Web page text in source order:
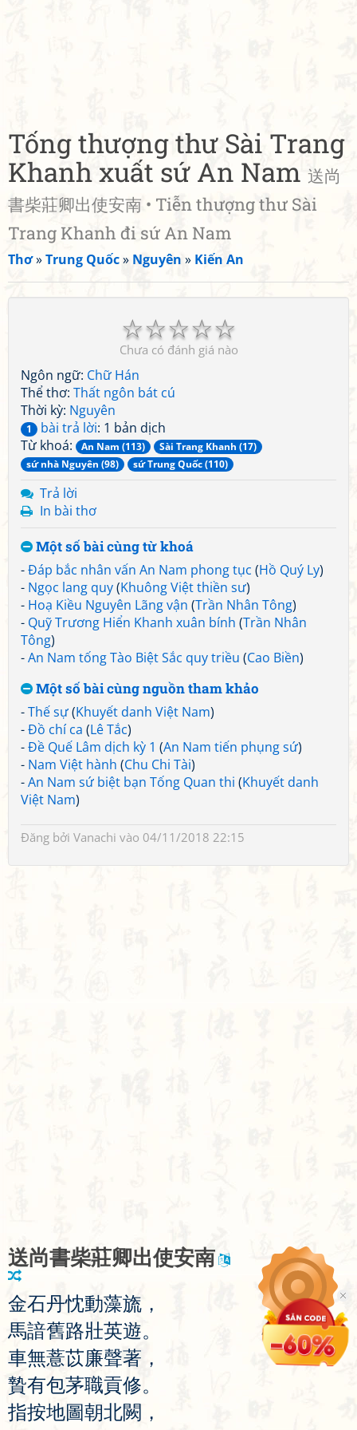
Tống thượng thư Sài Trang
Khanh xuất sứ An Nam 送尚
書柴莊卿出使安南 • Tiễn thượng thư Sài
Trang Khanh đi sứ An Nam
Thơ»Trung Quốc» Nguyên » Kiến An
☆
☆
☆
☆
☆
Chưa có đánh giá nào
Ngôn ngữ: Chữ Hán
Thể thơ: Thất ngôn bát cú
Thời kỳ: Nguyên
1 bài trả lời: 1 bản dịch
Từ khoá:
An Nam (113)
Sài Trang Khanh (17)
sứ nhà Nguyên (98)
sứ Trung Quốc (110)
Trả lời
In bài thơ
Một số bài cùng từ khoá
-Đáp bắc nhân vấn An Nam phong tục (Hồ Quý Ly)
- Ngọc lang quy(Khuông Việt thiền sư)
- Hoạ Kiều Nguyên Lãng vận (Trần Nhân Tông)
- Quỹ Trương Hiển Khanh xuân bính (Trần Nhân
Tông)
-An Nam tống Tào Biệt Sắc quy triều (Cao Biền)
Một số bài cùng nguồn tham khảo
-Thế sự(Khuyết danh Việt Nam)
-Đồ chí ca (Lê Tắc)
-Đề Quế Lâm dịch kỳ 1 (An Nam tiến phụng sứ)
- Nam Việt hành (Chu Chi Tài)
-An Nam sứ biệt bạn Tống Quan thi (Khuyết danh
Việt Nam)
Đăng bởi Vanachi vào 04/11/2018 22:15
送尚書柴莊卿出使安南
金石丹忱動藻旒 ，
馬諳舊路壯英遊。
車無薏苡廉聲著 ，
贄有包茅職貢修。
指按地圖朝北闕 ，